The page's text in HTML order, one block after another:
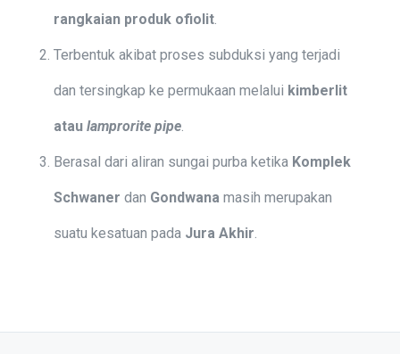
rangkaian produk ofiolit.
Terbentuk akibat proses subduksi yang terjadi
dan tersingkap ke permukaan melalui kimberlit
atau lamprorite pipe.
Berasal dari aliran sungai purba ketika Komplek
Schwaner dan Gondwana masih merupakan
suatu kesatuan pada Jura Akhir.